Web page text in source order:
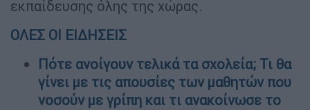
εκπαίδευσης όλης της χώρας.
ΟΛΕΣ ΟΙ ΕΙΔΗΣΕΙΣ
Πότε ανοίγουν τελικά τα σχολεία; Τι θα
γίνει με τις απουσίες των μαθητών που
νοσούν με γρίπη και τι ανακοίνωσε το